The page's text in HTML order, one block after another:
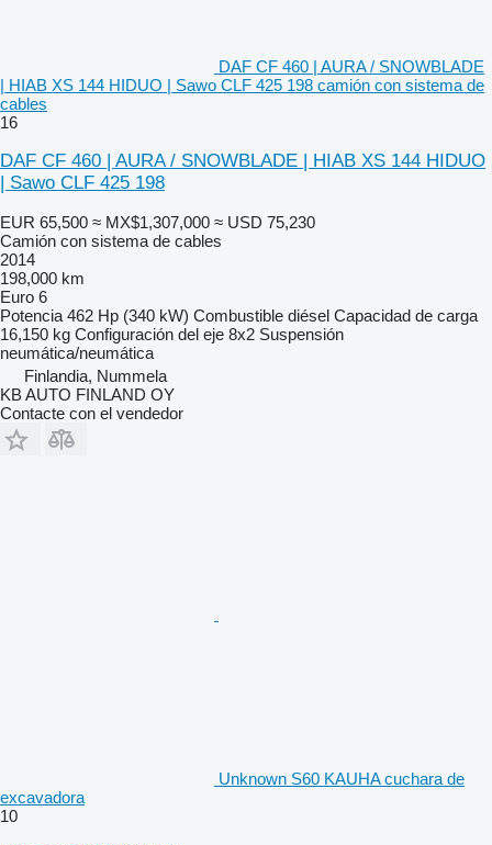
DAF CF 460 | AURA / SNOWBLADE
| HIAB XS 144 HIDUO | Sawo CLF 425 198 camión con sistema de
cables
16
DAF CF 460 | AURA / SNOWBLADE | HIAB XS 144 HIDUO
| Sawo CLF 425 198
EUR 65,500 ≈ MX$1,307,000 ≈ USD 75,230
Camión con sistema de cables
2014
198,000 km
Euro 6
Potencia 462 Hp (340 kW) Combustible diésel Capacidad de carga
16,150 kg Configuración del eje 8x2 Suspensión
neumática/neumática
Finlandia, Nummela
KB AUTO FINLAND OY
Contacte con el vendedor
Unknown S60 KAUHA cuchara de
excavadora
10